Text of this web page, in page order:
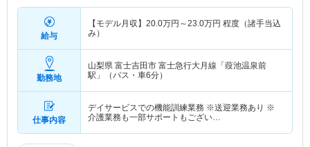
給与
【モデル月収】 20.0万円～23.0万円 程度（諸手当込
み）
勤務地
山梨県 富士吉田市 富士急行大月線「葭池温泉前
駅」（バス・車6分）
仕事内容
デイサービスでの機能訓練業務 ※送迎業務あり ※
介護業務も一部サポートもござい…